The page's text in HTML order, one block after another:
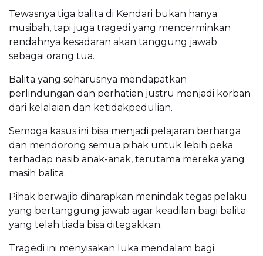
Tewasnya tiga balita di Kendari bukan hanya
musibah, tapi juga tragedi yang mencerminkan
rendahnya kesadaran akan tanggung jawab
sebagai orang tua.
Balita yang seharusnya mendapatkan
perlindungan dan perhatian justru menjadi korban
dari kelalaian dan ketidakpedulian.
Semoga kasus ini bisa menjadi pelajaran berharga
dan mendorong semua pihak untuk lebih peka
terhadap nasib anak-anak, terutama mereka yang
masih balita.
Pihak berwajib diharapkan menindak tegas pelaku
yang bertanggung jawab agar keadilan bagi balita
yang telah tiada bisa ditegakkan.
Tragedi ini menyisakan luka mendalam bagi